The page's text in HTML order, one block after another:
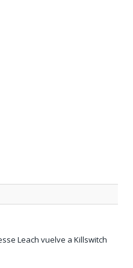
Leach vuelve a Killswitch